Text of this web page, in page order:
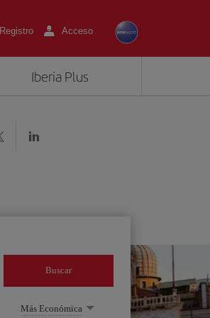
Registro Acceso
Iberia Plus
Buscar
Más Económica